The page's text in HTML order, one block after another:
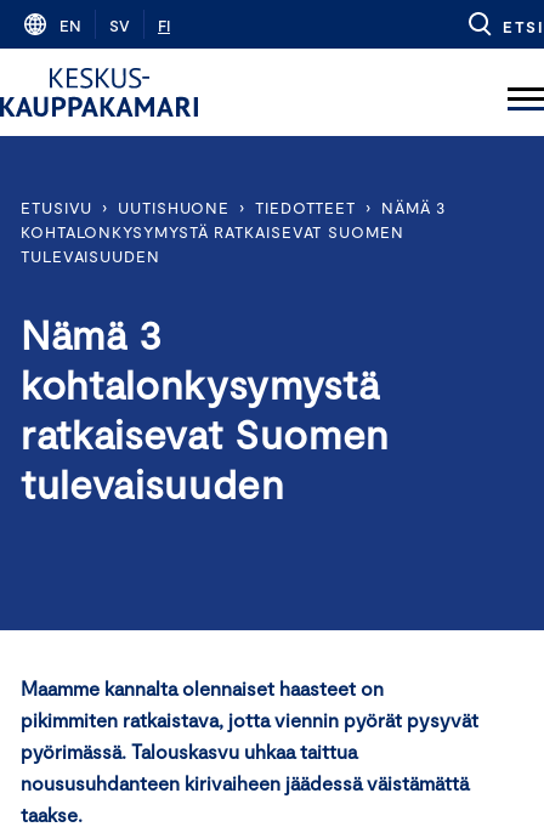
Skip
content
EN SV FI ETSI
ETUSIVU › UUTISHUONE › TIEDOTTEET ›
NÄMÄ 3
KOHTALONKYSYMYSTÄ RATKAISEVAT SUOMEN
TULEVAISUUDEN
Nämä 3
kohtalonkysymystä
ratkaisevat Suomen
tulevaisuuden
Maamme kannalta olennaiset haasteet on
pikimmiten ratkaistava, jotta viennin pyörät pysyvät
pyörimässä. Talouskasvu uhkaa taittua
noususuhdanteen kirivaiheen jäädessä väistämättä
taakse.